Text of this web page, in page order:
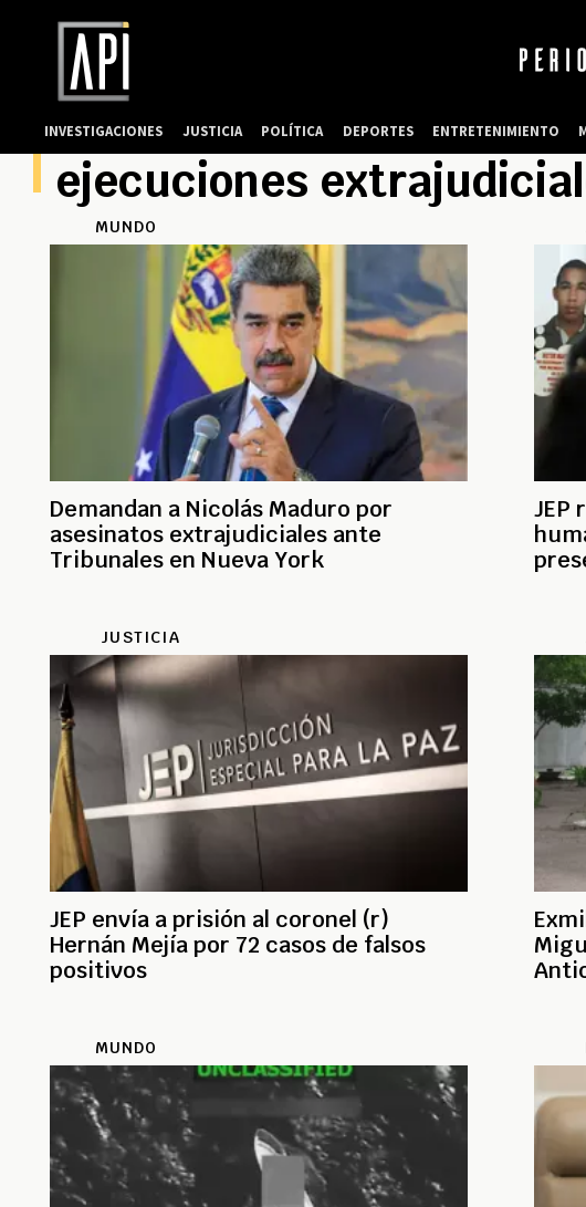
ejecuciones
MUNDO
Demandan a Nicolás Maduro por
asesinatos extrajudiciales ante
Tribunales en Nueva York
JEP
JUSTICIA
JEP envía a prisión al coronel (r)
Hernán Mejía por 72 casos de falsos
positivos
MUNDO
INVESTIGACIONES JUSTICIA POLÍTICA DEPORTES ENTRETENIMIENTO